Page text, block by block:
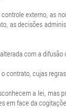
externo, as
as decisões
com a difusão
contrato, cujas
a lei, mas
em face da